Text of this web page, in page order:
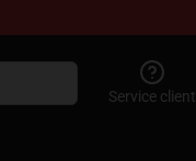
Service client